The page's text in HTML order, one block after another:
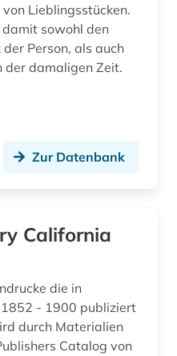
bürgerrechtsbewegung (1)
Lieblingsstücken.
sowohl den
Person, als auch
der damaligen Zeit.
Zur Datenbank
California
die in
1852 - 1900 publiziert
Catalog von